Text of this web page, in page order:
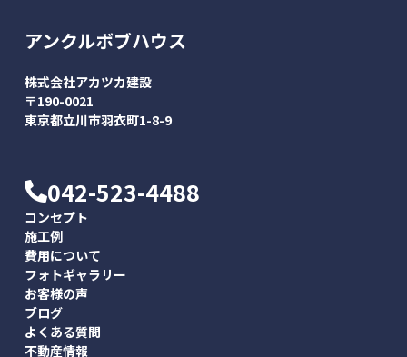
アンクルボブハウス
株式会社アカツカ建設
〒190-0021
東京都立川市羽衣町1-8-9
042-523-4488
コンセプト
施工例
費用について
フォトギャラリー
お客様の声
ブログ
よくある質問
不動産情報